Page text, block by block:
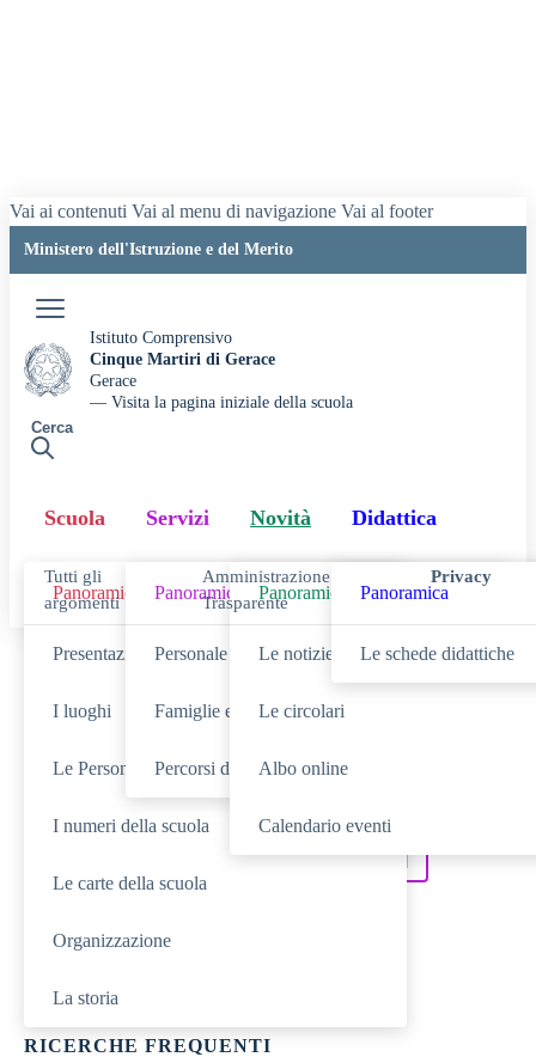
Vai ai contenuti Vai al menu di navigazione Vai al footer
Ministero dell'Istruzione e del Merito
Istituto Comprensivo
Cinque Martiri di Gerace
Gerace
— Visita la pagina iniziale della scuola
Cerca
Scuola
Panoramica
Presentazione
I luoghi
Le Persone
I numeri della scuola
Le carte della scuola
Organizzazione
La storia
Servizi
Panoramica
Personale scolastico
Famiglie e studenti
Percorsi di studio
Novità
Panoramica
Le notizie
Le circolari
Albo online
Calendario eventi
Didattica
Panoramica
Le schede didattiche
Tutti gli
argomenti
Amministrazione
Trasparente
Privacy
Cerca
SERVIZI
RICERCHE FREQUENTI